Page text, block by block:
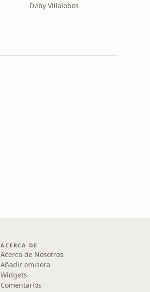
Deby Villalobos
ACERCA DE
Acerca de Nosotros
Añadir emisora
Widgets
Comentarios